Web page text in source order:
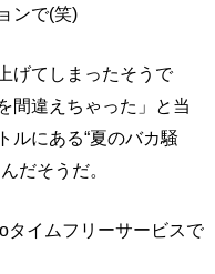
ンで(笑)
げてしまったそうで
間違えちゃった」と当
ルにある“夏のバカ騒
だそうだ。
タイムフリーサービスで